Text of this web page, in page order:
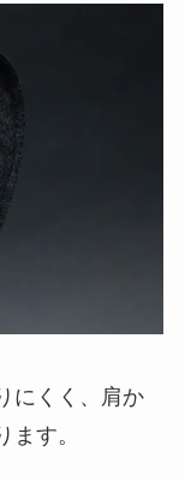
にくく、肩か
す。